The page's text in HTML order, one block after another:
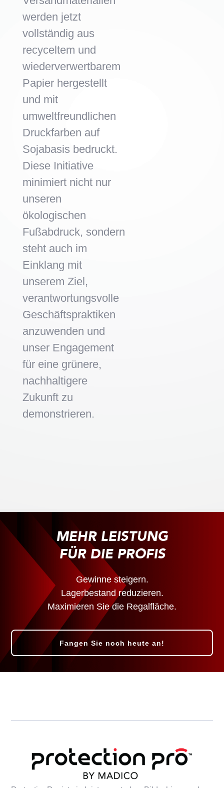
werden jetzt
vollständig aus
recyceltem und
wiederverwertbarem
Papier hergestellt
und mit
umweltfreundlichen
Druckfarben auf
Sojabasis bedruckt.
Diese Initiative
minimiert nicht nur
unseren
ökologischen
Fußabdruck, sondern
steht auch im
Einklang mit
unserem Ziel,
verantwortungsvolle
Geschäftspraktiken
anzuwenden und
unser Engagement
für eine grünere,
nachhaltigere
Zukunft zu
demonstrieren.
MEHR LEISTUNG
FÜR DIE PROFIS
Gewinne steigern.
Lagerbestand reduzieren.
Maximieren Sie die Regalfläche.
Fangen Sie noch heute an!